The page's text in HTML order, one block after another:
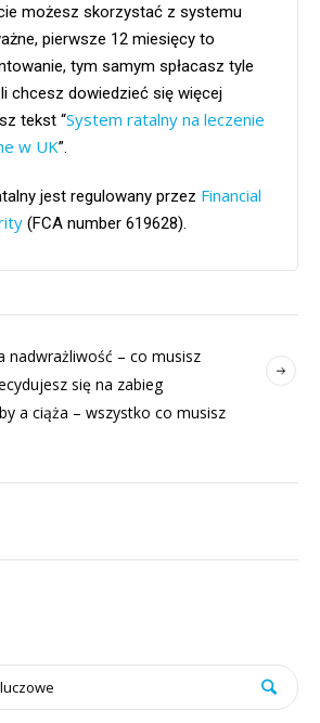
możesz skorzystać z systemu
pierwsze 12 miesięcy to
tym samym spłacasz tyle
chcesz dowiedzieć się więcej
tekst “System ratalny na leczenie
w UK”.
jest regulowany przez Financial
(FCA number 619628).
nadwrażliwość – co musisz
się na zabieg
a ciąża – wszystko co musisz